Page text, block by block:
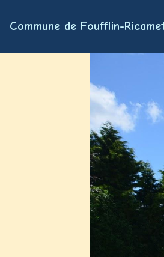
Commune de Foufflin-